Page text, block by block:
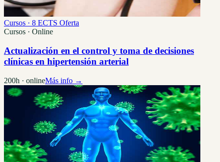
Cursos · 8 ECTS Oferta
Cursos · Online
Actualización en el control y toma de decisiones
clínicas en hipertensión arterial
200h · onlineMás info →